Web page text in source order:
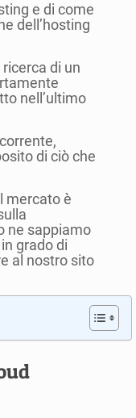
e di come
dell’hosting
di un
nell’ultimo
di ciò che
mercato è
ne sappiamo
grado di
al nostro sito